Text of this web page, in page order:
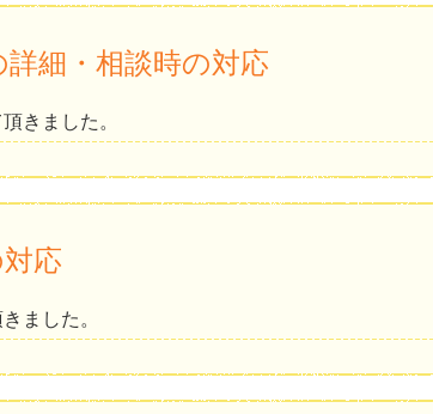
細・相談時の対応
きました。
応
ました。